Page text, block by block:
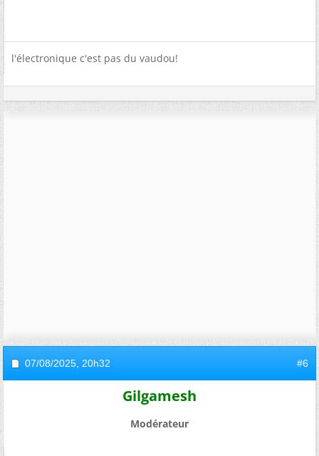
l'électronique c'est pas du vaudou!
07/08/2025, 20h32 #6
Gilgamesh
Modérateur